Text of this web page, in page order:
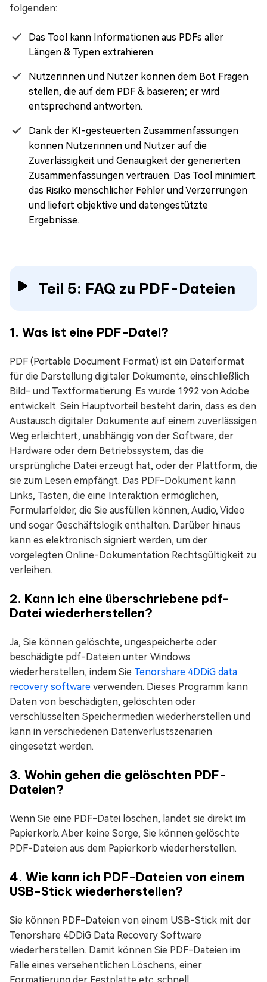
folgenden:
Das Tool kann Informationen aus PDFs aller
Längen & Typen extrahieren.
Nutzerinnen und Nutzer können dem Bot Fragen
stellen, die auf dem PDF & basieren; er wird
entsprechend antworten.
Dank der KI-gesteuerten Zusammenfassungen
können Nutzerinnen und Nutzer auf die
Zuverlässigkeit und Genauigkeit der generierten
Zusammenfassungen vertrauen. Das Tool minimiert
das Risiko menschlicher Fehler und Verzerrungen
und liefert objektive und datengestützte
Ergebnisse.
Teil 5: FAQ zu PDF-Dateien
1. Was ist eine PDF-Datei?
PDF (Portable Document Format) ist ein Dateiformat
für die Darstellung digitaler Dokumente, einschließlich
Bild- und Textformatierung. Es wurde 1992 von Adobe
entwickelt. Sein Hauptvorteil besteht darin, dass es den
Austausch digitaler Dokumente auf einem zuverlässigen
Weg erleichtert, unabhängig von der Software, der
Hardware oder dem Betriebssystem, das die
ursprüngliche Datei erzeugt hat, oder der Plattform, die
sie zum Lesen empfängt. Das PDF-Dokument kann
Links, Tasten, die eine Interaktion ermöglichen,
Formularfelder, die Sie ausfüllen können, Audio, Video
und sogar Geschäftslogik enthalten. Darüber hinaus
kann es elektronisch signiert werden, um der
vorgelegten Online-Dokumentation Rechtsgültigkeit zu
verleihen.
2. Kann ich eine überschriebene pdf-
Datei wiederherstellen?
Ja, Sie können gelöschte, ungespeicherte oder
beschädigte pdf-Dateien unter Windows
wiederherstellen, indem Sie Tenorshare 4DDiG data
recovery software verwenden. Dieses Programm kann
Daten von beschädigten, gelöschten oder
verschlüsselten Speichermedien wiederherstellen und
kann in verschiedenen Datenverlustszenarien
eingesetzt werden.
3. Wohin gehen die gelöschten PDF-
Dateien?
Wenn Sie eine PDF-Datei löschen, landet sie direkt im
Papierkorb. Aber keine Sorge, Sie können gelöschte
PDF-Dateien aus dem Papierkorb wiederherstellen.
4. Wie kann ich PDF-Dateien von einem
USB-Stick wiederherstellen?
Sie können PDF-Dateien von einem USB-Stick mit der
Tenorshare 4DDiG Data Recovery Software
wiederherstellen. Damit können Sie PDF-Dateien im
Falle eines versehentlichen Löschens, einer